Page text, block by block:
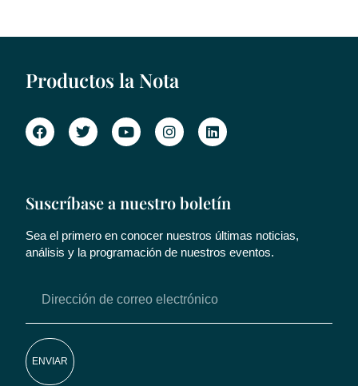
Productos la Nota
Suscríbase a nuestro boletín
Sea el primero en conocer nuestros últimas noticias,
análisis y la programación de nuestros eventos.
ENVIAR